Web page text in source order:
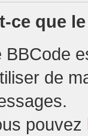
ce que
BBCode
de
pouvez